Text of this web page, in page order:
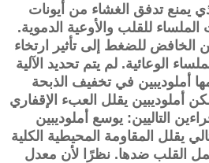
يمنع تدفق الغشاء من أيونات
الملساء للقلب والأوعية الدموية.
الخافض للضغط إلى تأثير ارتخاء
الوعائية. لم يتم تحديد الآلية
أملوديبين في تخفيف الذبحة
أملوديبين يقلل العبء الإقفاري
التاليين: يوسع أملوديبين
يقلل المقاومة المحيطية الكلية
القلب ضدها. نظرًا لأن معدل